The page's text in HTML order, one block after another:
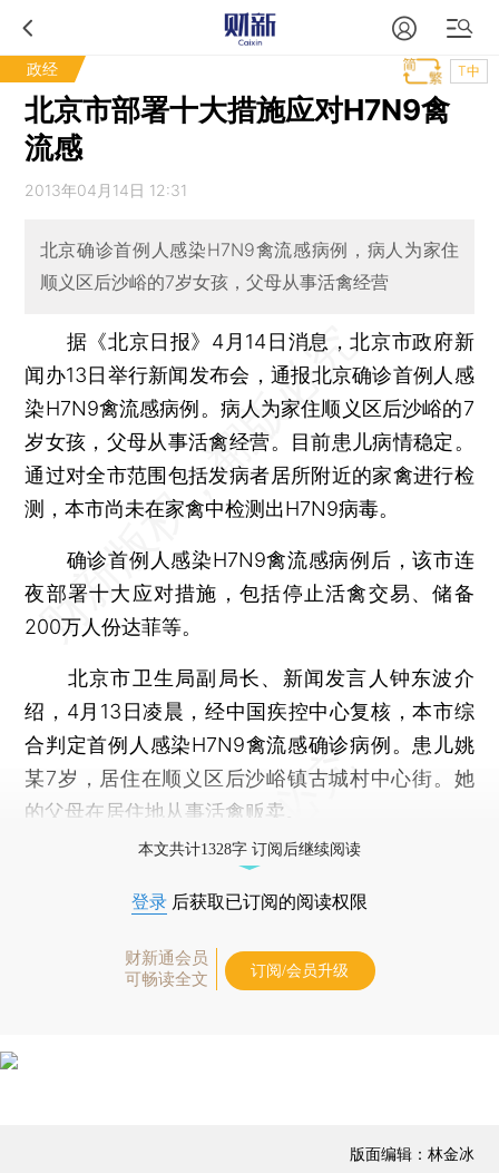
政经 T中
北京市部署十大措施应对H7N9禽
流感
2013年04月14日 12:31
北京确诊首例人感染H7N9禽流感病例，病人为家住
顺义区后沙峪的7岁女孩，父母从事活禽经营
据《北京日报》4月14日消息，北京市政府新
闻办13日举行新闻发布会，通报北京确诊首例人感
染H7N9禽流感病例。病人为家住顺义区后沙峪的7
岁女孩，父母从事活禽经营。目前患儿病情稳定。
通过对全市范围包括发病者居所附近的家禽进行检
测，本市尚未在家禽中检测出H7N9病毒。
确诊首例人感染H7N9禽流感病例后，该市连
夜部署十大应对措施，包括停止活禽交易、储备
200万人份达菲等。
北京市卫生局副局长、新闻发言人钟东波介
绍，4月13日凌晨，经中国疾控中心复核，本市综
合判定首例人感染H7N9禽流感确诊病例。患儿姚
某7岁，居住在顺义区后沙峪镇古城村中心街。她
的父母在居住地从事活禽贩卖。
本文共计1328字 订阅后继续阅读
登录 后获取已订阅的阅读权限
财新通会员
可畅读全文
订阅/会员升级
版面编辑：林金冰